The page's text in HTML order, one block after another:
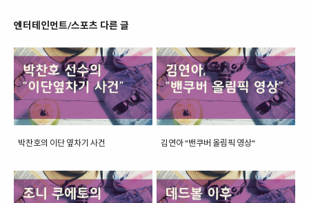
엔터테인먼트/스포츠 다른 글
박찬호의 이단 옆차기 사건 김연아 "밴쿠버 올림픽 영상"